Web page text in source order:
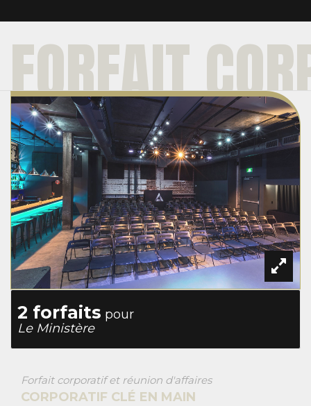
FORFAIT
2 forfaits pour
Le Ministère
Forfait corporatif et réunion d'affaires
CORPORATIF CLÉ EN MAIN